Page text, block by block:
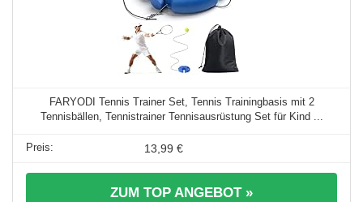
FARYODI Tennis Trainer Set, Tennis Trainingbasis mit 2
Tennisbällen, Tennistrainer Tennisausrüstung Set für Kind ...
13,99 €
ZUM TOP ANGEBOT »